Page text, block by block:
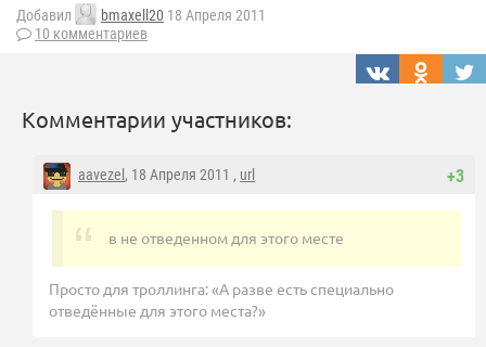
Добавил bmaxell20 18 Апреля 2011
10 комментариев
Комментарии участников:
+3
aavezel , 18 Апреля 2011 , url
в не отведенном для этого месте
Просто для троллинга: «А разве есть специально
отведённые для этого места?»